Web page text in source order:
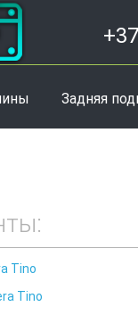
Задняя
Tino
Tino